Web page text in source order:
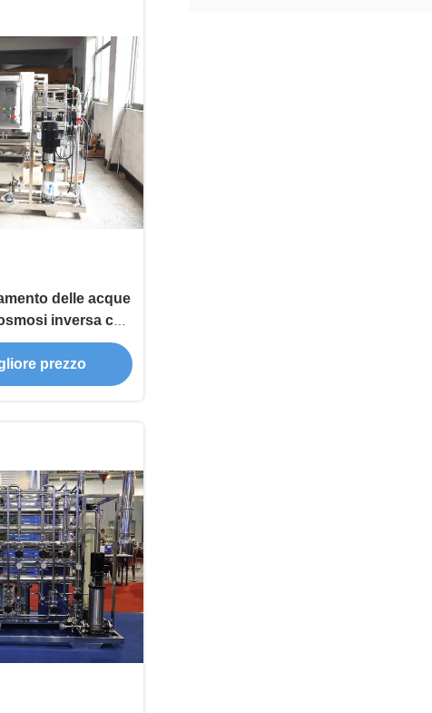
delle acque
inversa con
H
prezzo